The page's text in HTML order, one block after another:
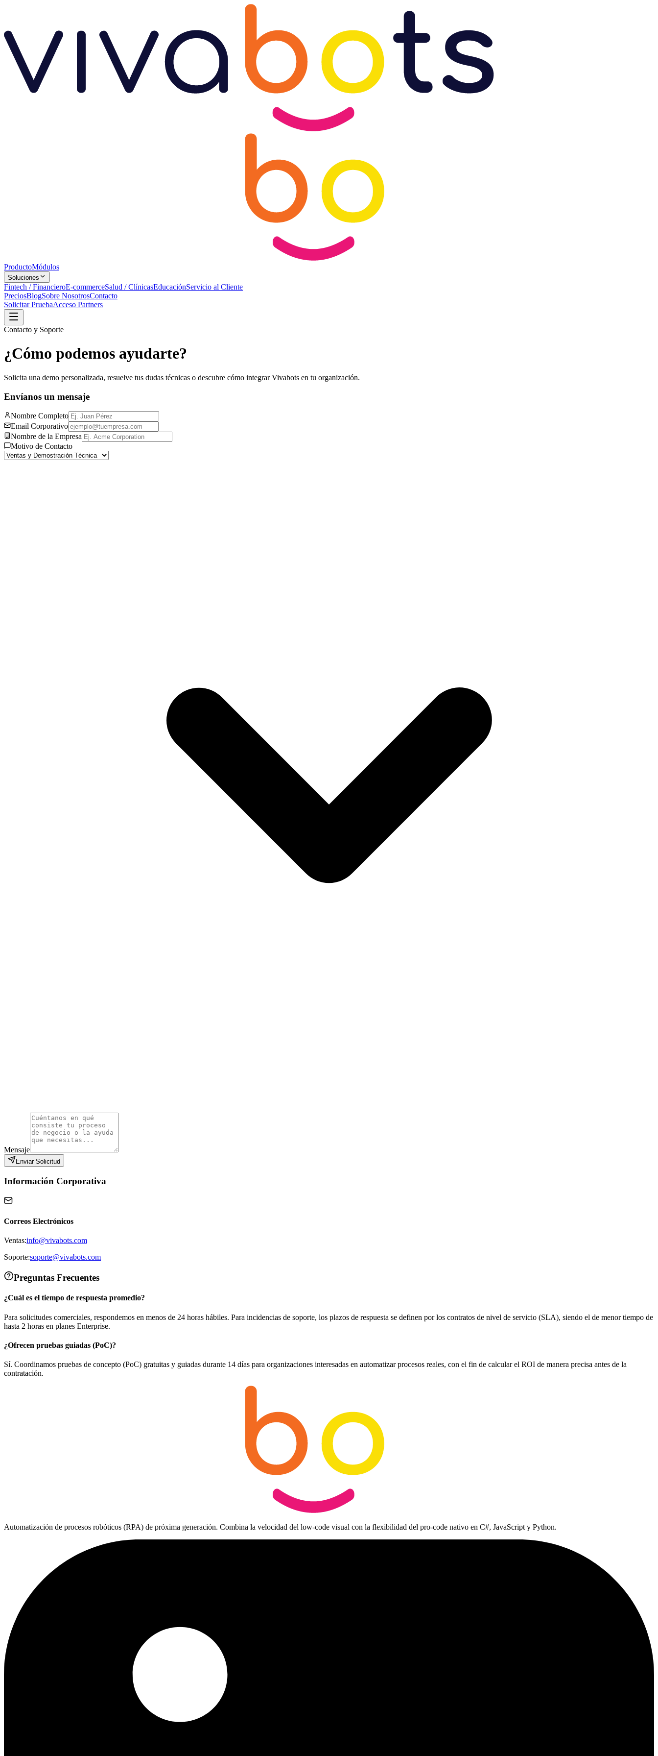
ProductoMódulos
Soluciones
Fintech / FinancieroE-commerceSalud / ClínicasEducaciónServicio al Cliente
PreciosBlogSobre NosotrosContacto
Solicitar PruebaAcceso Partners
Contacto y Soporte
¿Cómo podemos ayudarte?
Solicita una demo personalizada, resuelve tus dudas técnicas o descubre cómo integrar Vivabots en tu organización.
Envíanos un mensaje
Nombre Completo
Email Corporativo
Nombre de la Empresa
Motivo de Contacto
Mensaje
Enviar Solicitud
Información Corporativa
Correos Electrónicos
Ventas:info@vivabots.com
Soporte:soporte@vivabots.com
Preguntas Frecuentes
¿Cuál es el tiempo de respuesta promedio?
Para solicitudes comerciales, respondemos en menos de 24 horas hábiles. Para incidencias de soporte, los plazos de respuesta se definen por los contratos de nivel de servicio (SLA), siendo el de menor tiempo de
hasta 2 horas en planes Enterprise.
¿Ofrecen pruebas guiadas (PoC)?
Sí. Coordinamos pruebas de concepto (PoC) gratuitas y guiadas durante 14 días para organizaciones interesadas en automatizar procesos reales, con el fin de calcular el ROI de manera precisa antes de la
contratación.
Automatización de procesos robóticos (RPA) de próxima generación. Combina la velocidad del low-code visual con la flexibilidad del pro-code nativo en C#, JavaScript y Python.